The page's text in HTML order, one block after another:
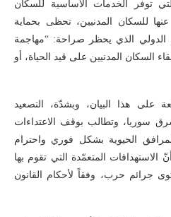
توفر الخدمات الأساسية للسكان
عنها للسكان المدنيين، تحظى بحماية
الدولي الذي يحظر صراحة: “مهاجمة
السكان المدنيين على قيد الحياة، أو
على هذا البيان، وبشدّة، التصعيد
سوريا، وتطالب بوقف الاعتداءات
الحيوية بشكل فوري واحترام
الاستهدافات المتعمّدة التي تقوم بها
جرائم حرب، وفقاً لأحكام القانون